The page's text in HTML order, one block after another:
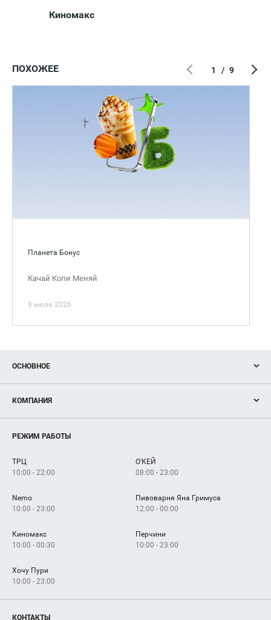
Киномакс
ПОХОЖЕЕ
Планета Бонус
Качай Копи Меняй
9 июля 2026
1 / 9
ОСНОВНОЕ
Новости
Магазины
Услуги
КОМПАНИЯ
Рекламодателям
Как добраться
РЕЖИМ РАБОТЫ
ТРЦ
10:00 - 22:00
О'КЕЙ
08:00 - 23:00
Nemo
10:00 - 23:00
Пивоварня Яна Гримуса
12:00 - 00:00
Киномакс
10:00 - 00:30
Перчини
10:00 - 23:00
Хочу Пури
10:00 - 23:00
КОНТАКТЫ